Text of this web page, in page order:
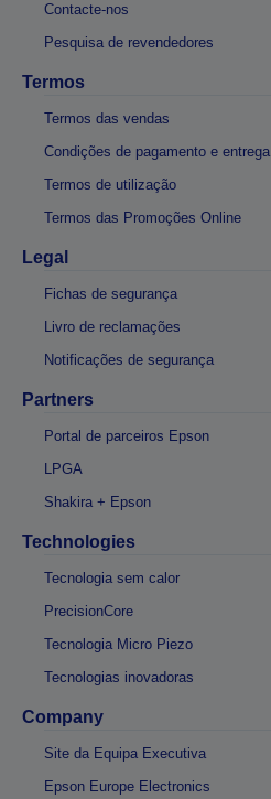
Contacte-nos
Pesquisa de revendedores
Termos
Termos das vendas
Condições de pagamento e entrega
Termos de utilização
Termos das Promoções Online
Legal
Fichas de segurança
Livro de reclamações
Notificações de segurança
Partners
Portal de parceiros Epson
LPGA
Shakira + Epson
Technologies
Tecnologia sem calor
PrecisionCore
Tecnologia Micro Piezo
Tecnologias inovadoras
Company
Site da Equipa Executiva
Epson Europe Electronics